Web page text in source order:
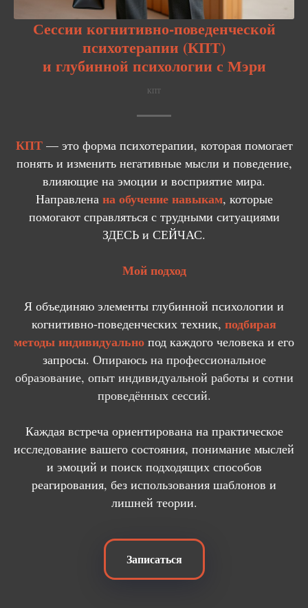
Сессии когнитивно-поведенческой
психотерапии (КПТ)
и глубинной психологии с Мэри
КПТ
КПТ — это форма психотерапии, которая помогает
понять и изменить негативные мысли и поведение,
влияющие на эмоции и восприятие мира.
Направлена на обучение навыкам, которые
помогают справляться с трудными ситуациями
ЗДЕСЬ и СЕЙЧАС.
Мой подход
Я объединяю элементы глубинной психологии и
когнитивно‑поведенческих техник, подбирая
методы индивидуально под каждого человека и его
запросы. Опираюсь на профессиональное
образование, опыт индивидуальной работы и сотни
проведённых сессий.
Каждая встреча ориентирована на практическое
исследование вашего состояния, понимание мыслей
и эмоций и поиск подходящих способов
реагирования, без использования шаблонов и
лишней теории.
Записаться